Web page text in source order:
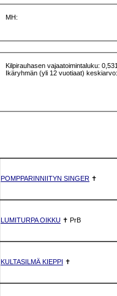
MH:
Kilpirauhasen vajaatoimintaluku:
Ikäryhmän (yli 12 vuotiaat)
POMPPARINNIITYN SINGER ✝
LUMITURPA OIKKU ✝ PrB
KULTASILMÄ KIEPPI ✝